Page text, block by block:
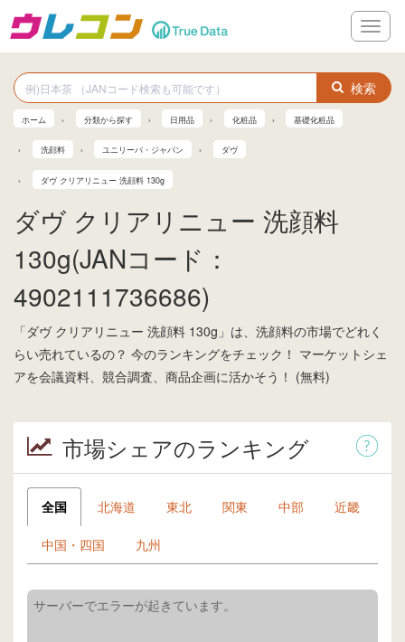
メ
ニ
ー
検索
ホーム 分類から探す 日用品 化粧品 基礎化粧品
洗顔料 ユニリーバ・ジャパン ダヴ
ダヴ クリアリニュー 洗顔料 130g
ダヴ クリアリニュー 洗顔料
130g(JANコード：
4902111736686)
「ダヴ クリアリニュー 洗顔料 130g」は、洗顔料の市場でどれく
らい売れているの？ 今のランキングをチェック！ マーケットシェ
アを会議資料、競合調査、商品企画に活かそう！ (無料)
市場シェアのランキング
全国 北海道 東北 関東 中部 近畿
中国・四国 九州